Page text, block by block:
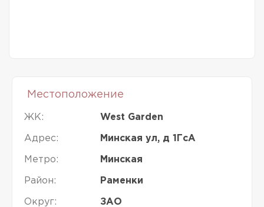
Местоположение
ЖК: West Garden
Адрес: Минская ул, д 1ГсА
Метро: Минская
Район: Раменки
Округ: ЗАО